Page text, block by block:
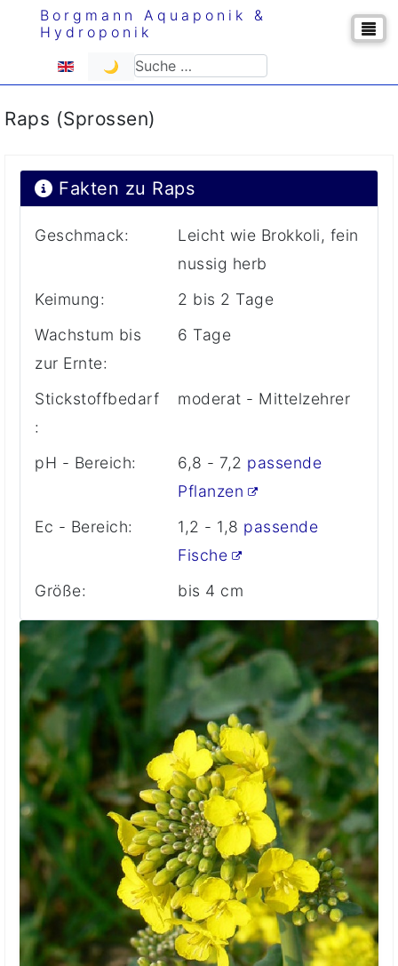
Borgmann Aquaponik &
Hydroponik
Sprache auswählen
🌙 Suchen
Raps (Sprossen)
Fakten zu Raps
Geschmack:
Leicht wie Brokkoli, fein
nussig herb
Keimung:
2 bis 2 Tage
Wachstum bis
zur Ernte:
6 Tage
Stickstoffbedarf
:
moderat - Mittelzehrer
pH - Bereich: 6,8 - 7,2 passende
Pflanzen
Ec - Bereich:
1,2 - 1,8 passende
Fische
Größe:
bis 4 cm